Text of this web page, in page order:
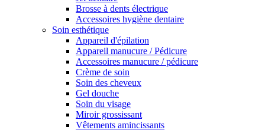
Brosse à dents électrique
Accessoires hygiène dentaire
Soin esthétique
Appareil d'épilation
Appareil manucure / Pédicure
Accessoires manucure / pédicure
Crème de soin
Soin des cheveux
Gel douche
Soin du visage
Miroir grossissant
Vêtements amincissants